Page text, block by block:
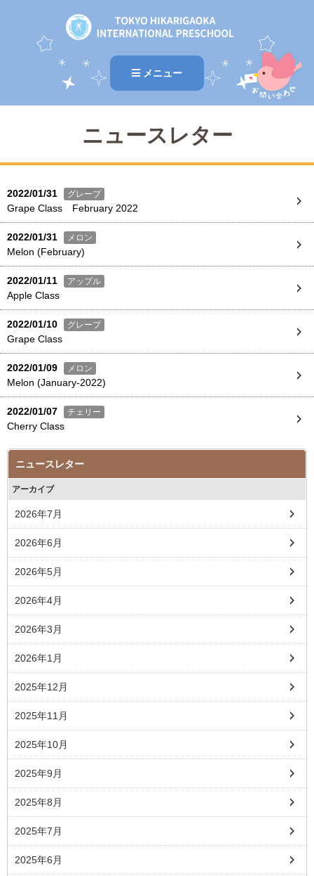
メニュー
ニュースレター
2022/01/31 グレープ
Grape Class February 2022
2022/01/31 メロン
Melon (February)
2022/01/11 アップル
Apple Class
2022/01/10 グレープ
Grape Class
2022/01/09 メロン
Melon (January-2022)
2022/01/07 チェリー
Cherry Class
ニュースレター
アーカイブ
2026年7月
2026年6月
2026年5月
2026年4月
2026年3月
2026年1月
2025年12月
2025年11月
2025年10月
2025年9月
2025年8月
2025年7月
2025年6月